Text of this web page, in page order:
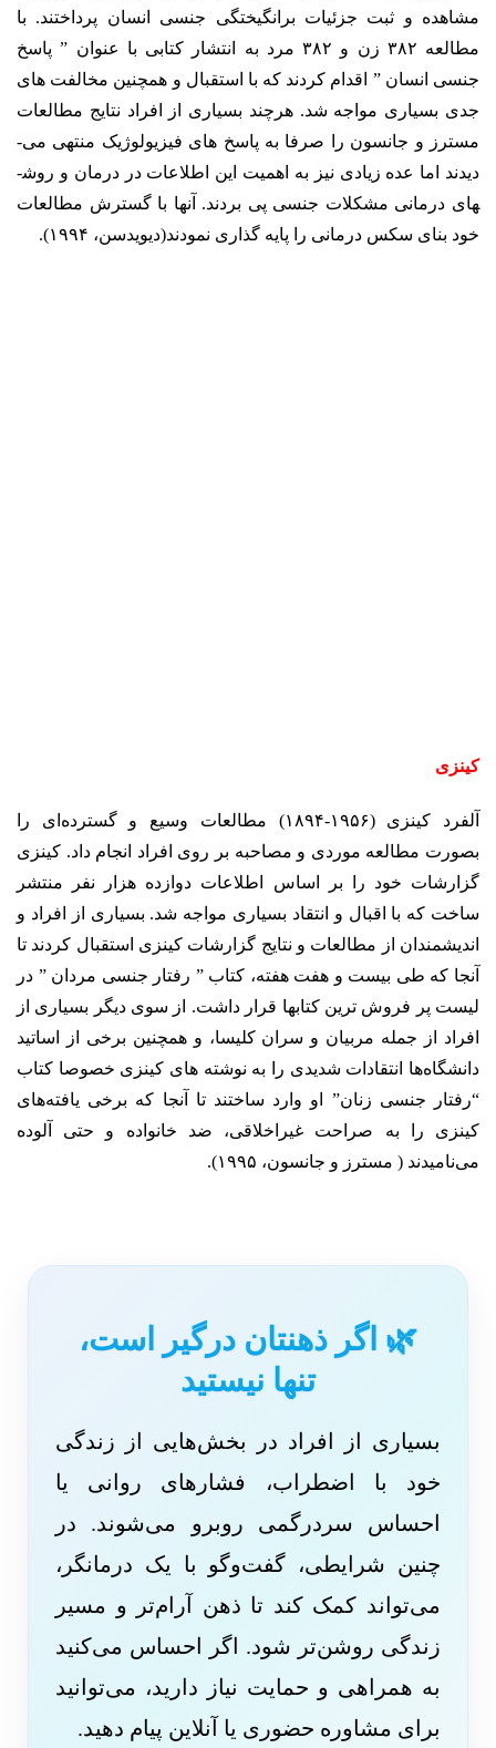
مشاهده و ثبت جزئیات برانگیختگی جنسی انسان پرداختند. با
مطالعه ۳۸۲ زن و ۳۸۲ مرد به انتشار کتابی با عنوان ” پاسخ
جنسی انسان ” اقدام کردند که با استقبال و همچنین مخالفت های
جدی بسیاری مواجه شد. هرچند بسیاری از افراد نتایج مطالعات
مسترز و جانسون را صرفا به پاسخ­ های فیزیولوژیک منتهی می­
دیدند اما عده زیادی نیز به اهمیت این اطلاعات در درمان و روش­
های درمانی مشکلات جنسی پی بردند. آنها با گسترش مطالعات
خود بنای سکس ­درمانی را پایه گذاری نمودند(دیویدسن، ۱۹۹۴).
کینزی
آلفرد کینزی (۱۹۵۶-۱۸۹۴) مطالعات وسیع و گسترده‌ای را
بصورت مطالعه موردی و مصاحبه بر روی افراد انجام داد. کینزی
گزارشات خود را بر اساس اطلاعات دوازده هزار نفر منتشر
ساخت که با اقبال و انتقاد بسیاری مواجه شد. بسیاری از افراد و
اندیشمندان از مطالعات و نتایج گزارشات کینزی استقبال کردند تا
آنجا که طی بیست و هفت هفته، کتاب ” رفتار جنسی مردان ” در
لیست پر فروش ترین کتاب­ها قرار داشت. از سوی دیگر بسیاری از
افراد از جمله مربیان و سران کلیسا، و همچنین برخی از اساتید
دانشگاه‌ها انتقادات شدیدی را به نوشته ­های کینزی خصوصا کتاب
“رفتار جنسی زنان” او وارد ساختند تا آنجا که برخی یافته‌های
کینزی را به صراحت غیر­اخلاقی، ضد خانواده و حتی آلوده
می‌نامیدند ( مسترز و جانسون، ۱۹۹۵).
🌿 اگر ذهنتان درگیر است،
تنها نیستید
بسیاری از افراد در بخش‌هایی از زندگی
خود با اضطراب، فشارهای روانی یا
احساس سردرگمی روبرو می‌شوند. در
چنین شرایطی، گفت‌وگو با یک درمانگر،
می‌تواند کمک کند تا ذهن آرام‌تر و مسیر
زندگی روشن‌تر شود. اگر احساس می‌کنید
به همراهی و حمایت نیاز دارید، می‌توانید
برای مشاوره حضوری یا آنلاین پیام دهید.